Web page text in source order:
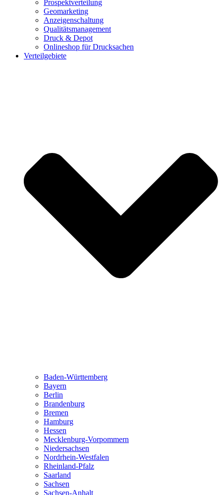
Prospektverteilung
Geomarketing
Anzeigenschaltung
Qualitätsmanagement
Druck & Depot
Onlineshop für Drucksachen
Verteilgebiete
Baden-Württemberg
Bayern
Berlin
Brandenburg
Bremen
Hamburg
Hessen
Mecklenburg-Vorpommern
Niedersachsen
Nordrhein-Westfalen
Rheinland-Pfalz
Saarland
Sachsen
Sachsen-Anhalt